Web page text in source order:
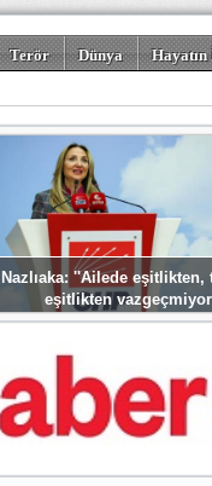
Terör Dünya
Nazlıaka: ''Ailede eşitlikten,
eşitlikten